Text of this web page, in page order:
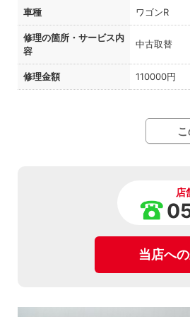
車種 ワゴンR
修理の箇所・ サービス内
容
中古取替
修理金額 110000円
店
当店へ